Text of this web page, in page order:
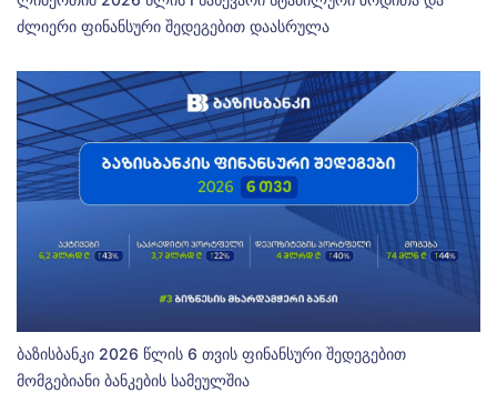
ძლიერი ფინანსური შედეგებით დაასრულა
ბაზისბანკი 2026 წლის 6 თვის ფინანსური შედეგებით
მომგებიანი ბანკების სამეულშია